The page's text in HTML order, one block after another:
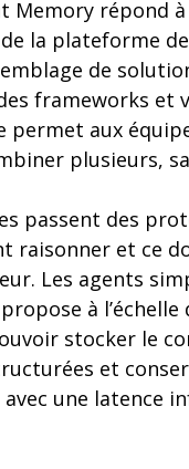
Memory répond
la plateforme
de
frameworks et
permet aux
plusieurs,
passent des
raisonner et ce
Les agents
à
stocker le
et
une latence